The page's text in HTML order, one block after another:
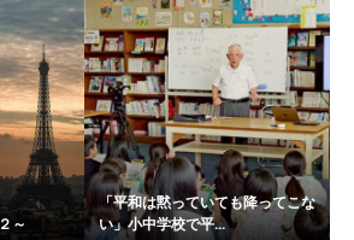
～
「平和は黙っていても降ってこな
い」小中学校で平...